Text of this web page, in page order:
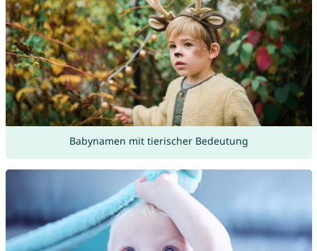
Babynamen mit tierischer Bedeutung